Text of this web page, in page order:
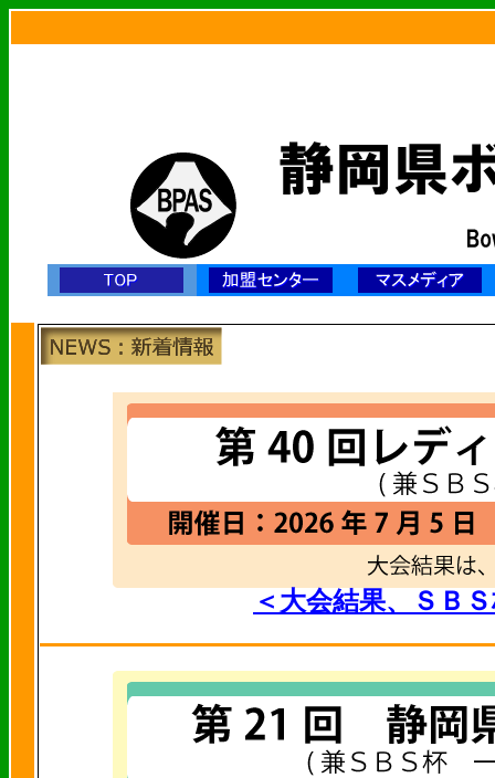
＜大会結果、ＳＢ